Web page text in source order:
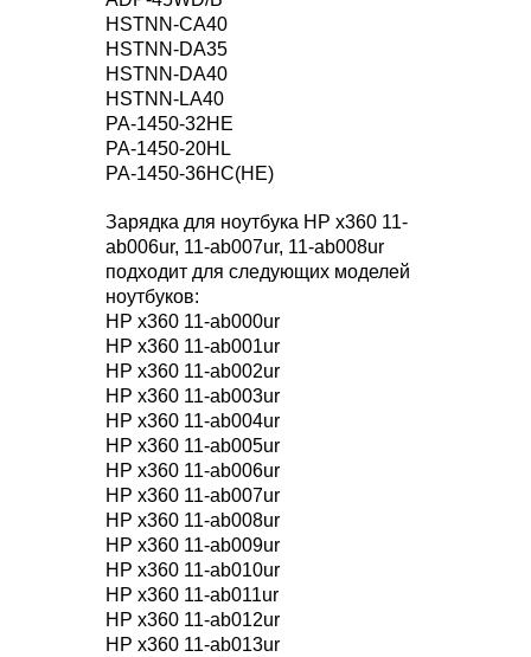
HSTNN-CA40
HSTNN-DA35
HSTNN-DA40
HSTNN-LA40
PA-1450-32HE
PA-1450-20HL
PA-1450-36HC(HE)
Зарядка для ноутбука HP x360 11-
ab006ur, 11-ab007ur, 11-ab008ur
подходит для следующих моделей
ноутбуков:
HP x360 11-ab000ur
HP x360 11-ab001ur
HP x360 11-ab002ur
HP x360 11-ab003ur
HP x360 11-ab004ur
HP x360 11-ab005ur
HP x360 11-ab006ur
HP x360 11-ab007ur
HP x360 11-ab008ur
HP x360 11-ab009ur
HP x360 11-ab010ur
HP x360 11-ab011ur
HP x360 11-ab012ur
HP x360 11-ab013ur